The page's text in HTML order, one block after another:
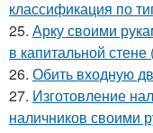
классификация по
25. Арку своими
в капитальной
26. Обить входную
27. Изготовление
наличников своими